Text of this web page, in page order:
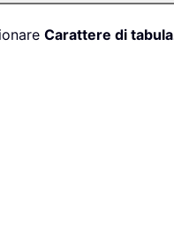
Carattere di